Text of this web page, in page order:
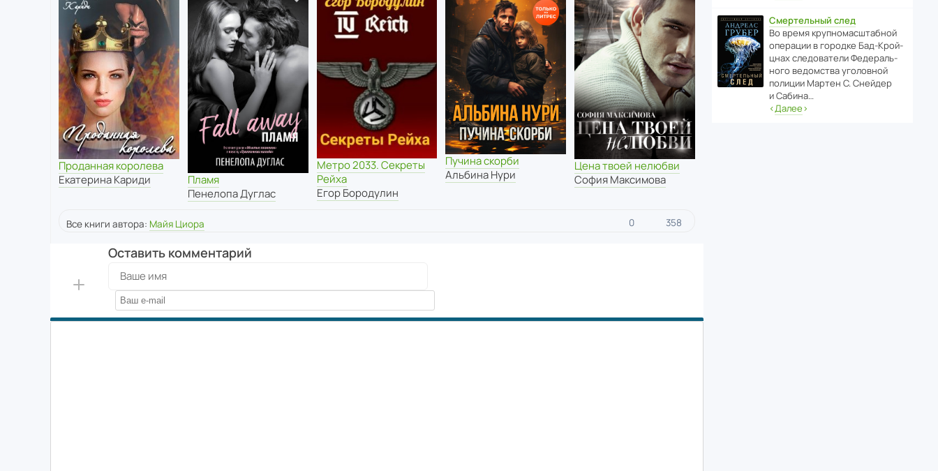
Проданная королева
Екатерина Кариди
Пламя
Пенелопа Дуглас
Метро 2033. Секреты
Рейха
Егор Бородулин
Пучина скорби
Альбина Нури
Цена твоей нелюбви
София Максимова
Все книги автора: Майя Циора 0 358
Оставить комментарий
Смертельный след
Во время круп­но­мас­ш­та­бной
операции в городке Бад‑Крой­
цнах следо­ва­тели Феде­раль­
ного ведомства уголо­вной
полиции Мартен С. Снейдер
и Сабина…
‹Далее›